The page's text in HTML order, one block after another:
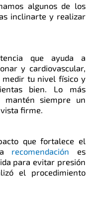
algunos de los
inclinarte y realizar
que ayuda a
y cardiovascular,
medir tu nivel físico y
bien. Lo más
siempre un
firme.
que fortalece el
recomendación es
para evitar presión
el procedimiento